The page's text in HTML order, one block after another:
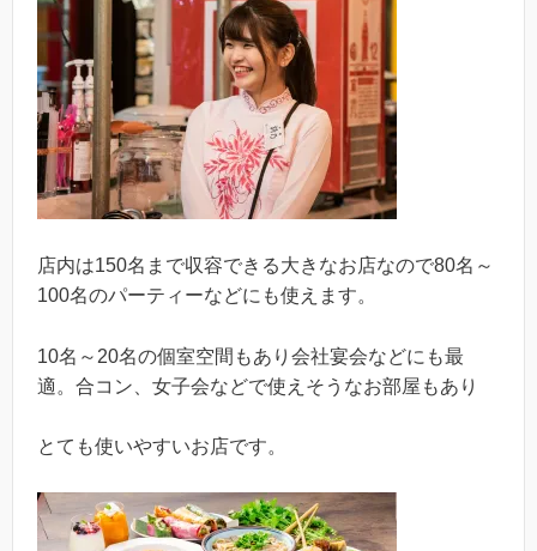
店内は150名まで収容できる大きなお店なので80名～
100名のパーティーなどにも使えます。
10名～20名の個室空間もあり会社宴会などにも最
適。合コン、女子会などで使えそうなお部屋もあり
とても使いやすいお店です。